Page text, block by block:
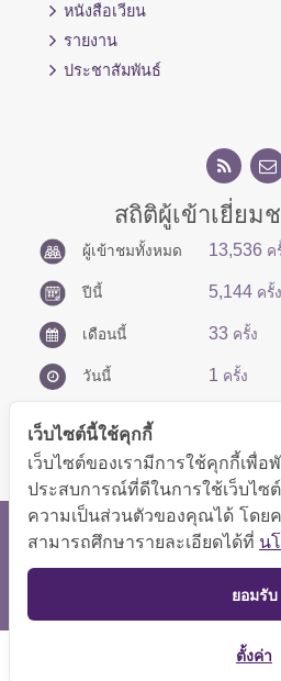
หนังสือเวียน
รายงาน
ประชาสัมพันธ์
สถิติผู้เข้าเยี่ยม
ผู้เข้าชมทั้งหมด 13,536 ค
ปีนี้ 5,144 ครั้ง
เดือนนี้ 33 ครั้ง
วันนี้ 1 ครั้ง
สงวนลิขสิทธิ์ © 2566 กอง
แสดงผลได้ดีที่ขนาดหน้าจอ
แผนผังเ
เว็บไซต์นี้ใช้คุกกี้
เว็บไซต์ของเรามีการใช้คุกกี้เพื่
ประสบการณ์ที่ดีในการใช้เว็บไ
ความเป็นส่วนตัวของคุณได้ โด
สามารถศึกษารายละเอียดได้ที่ น
ยอมรับ
ตั้งค่า